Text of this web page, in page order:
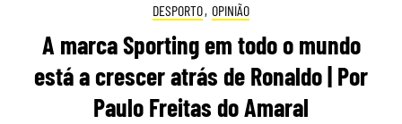
DESPORTO, OPINIÃO
A marca Sporting em todo o mundo
está a crescer atrás de Ronaldo | Por
Paulo Freitas do Amaral